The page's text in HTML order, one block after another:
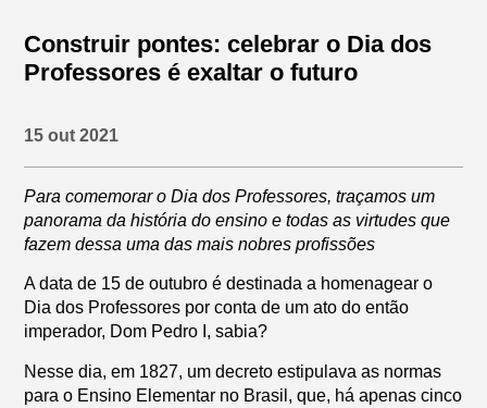
Construir pontes: celebrar o Dia dos
Professores é exaltar o futuro
15 out 2021
Para comemorar o Dia dos Professores, traçamos um
panorama da história do ensino e todas as virtudes que
fazem dessa uma das mais nobres profissões
A data de 15 de outubro é destinada a homenagear o
Dia dos Professores por conta de um ato do então
imperador, Dom Pedro I, sabia?
Nesse dia, em 1827, um decreto estipulava as normas
para o Ensino Elementar no Brasil, que, há apenas cinco